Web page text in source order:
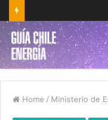
Home / Ministerio de